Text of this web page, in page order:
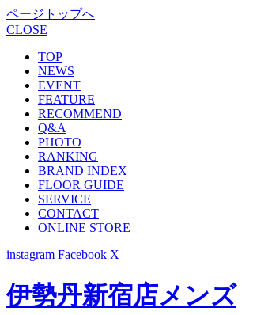
ページトップへ
CLOSE
TOP
NEWS
EVENT
FEATURE
RECOMMEND
Q&A
PHOTO
RANKING
BRAND INDEX
FLOOR GUIDE
SERVICE
CONTACT
ONLINE STORE
instagram Facebook X
伊勢丹新宿店メンズ